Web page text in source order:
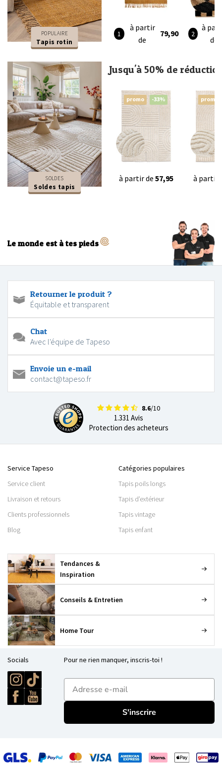
POPULAIRE
Tapis rotin
à partir
de
79,90
à
de
SOLDES
Soldes tapis
Jusqu'à 50% de
promo -33%
à partir de 57,95
promo
à partir
Le monde est à tes pieds
Retourner le produit ?
Équitable et transparent
Chat
Avec l'équipe de Tapeso
Envoie un e-mail
contact@tapeso.fr
8.6/10
1.331 Avis
Protection des acheteurs
Service Tapeso
Service client
Livraison et retours
Clients professionnels
Blog
Catégories populaires
Tapis poils longs
Tapis d’extérieur
Tapis vintage
Tapis enfant
Tendances &
Inspiration
Conseils & Entretien
Home Tour
Socials Pour ne rien manquer, inscris-toi !
E-mailadres
S'inscrire